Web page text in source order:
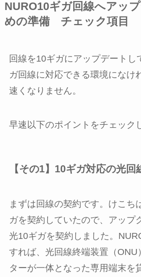
NURO10ギガ回線へアッ
めの準備 チェック項目
回線を10ギガにアップデートし
ガ回線に対応できる環境になけ
速くなりません。
早速以下のポイントをチェック
【その1】10ギガ対応の光回
まずは回線の契約です。けこち
ガを契約していたので、アップ
光10ギガを契約しました。
すれば、光回線終端装置（ONU
ターが一体となった専用端末を